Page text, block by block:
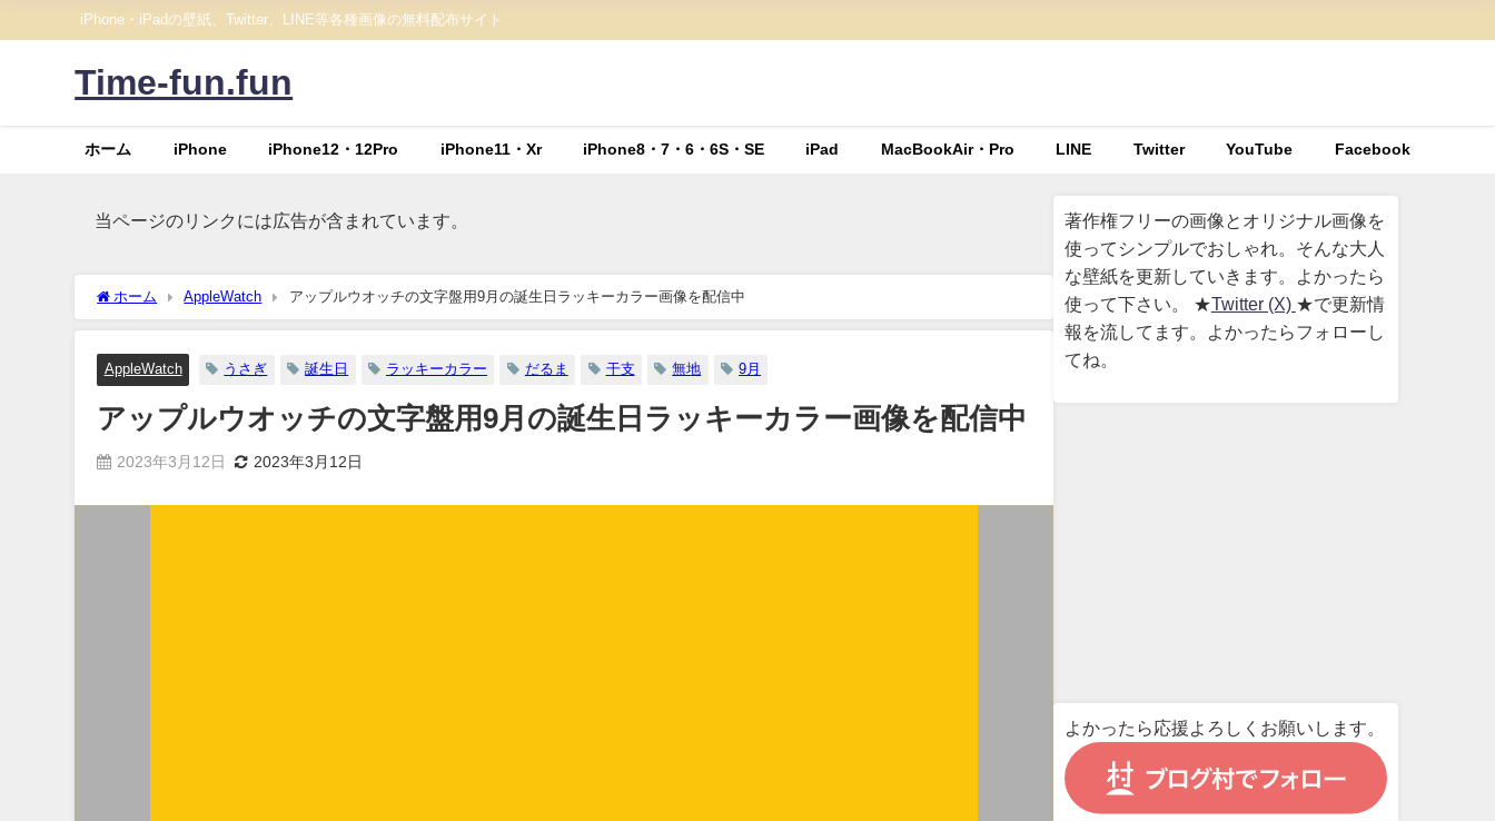
iPhone・iPadの壁紙、Twitter、LINE等各種画像の無料配布サイト
Time-fun.fun
ホーム iPhone iPhone12・12Pro iPhone11・Xr iPhone8・7・6・6S・SE iPad MacBookAir・Pro LINE Twitter YouTube Facebook
当ページのリンクには広告が含まれています。
ホーム AppleWatch アップルウオッチの文字盤用9月の誕生日ラッキーカラー画像を配信中
AppleWatch うさぎ 誕生日 ラッキーカラー だるま 干支 無地 9月
アップルウオッチの文字盤用9月の誕生日ラッキーカラー画像を配信中
2023年3月12日 2023年3月12日
著作権フリーの画像とオリジナル画像を
使ってシンプルでおしゃれ。そんな大人
な壁紙を更新していきます。よかったら
使って下さい。 ★Twitter (X) ★で更新情
報を流してます。よかったらフォローし
てね。
よかったら応援よろしくお願いします。